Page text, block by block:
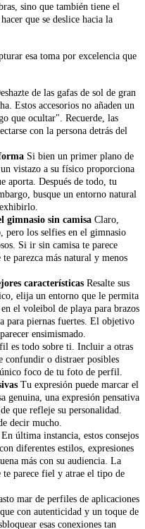
sino que también tiene el
que se deslice hacia la
esa toma por excelencia que
de las gafas de sol de gran
Estos accesorios no añaden un
que ocultar". Recuerde, las
con la persona detrás del
Si bien un primer plano de
vistazo a su físico proporciona
aporta. Después de todo, tu
busque un entorno natural
gimnasio sin camisa Claro,
pero los selfies en el gimnasio
Si ir sin camisa te parece
parezca más natural y menos
características Resalte sus
elija un entorno que le permita
el voleibol de playa para brazos
para piernas fuertes. El objetivo
ensimismado.
es todo sobre ti. Incluir a otras
confundir o distraer posibles
foco de tu foto de perfil.
Tu expresión puede marcar el
genuina, una expresión pensativa
que refleje su personalidad.
decir mucho.
En última instancia, estos consejos
diferentes estilos, expresiones
más con su audiencia. La
parece fiel y atrae el tipo de
mar de perfiles de aplicaciones
con autenticidad y un toque de
esas conexiones tan